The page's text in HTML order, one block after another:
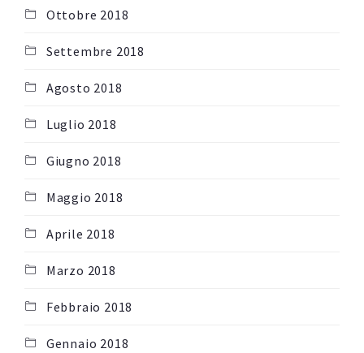
Ottobre 2018
Settembre 2018
Agosto 2018
Luglio 2018
Giugno 2018
Maggio 2018
Aprile 2018
Marzo 2018
Febbraio 2018
Gennaio 2018